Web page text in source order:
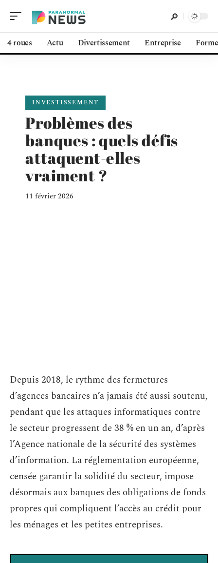
4 roues Actu Divertissement Entreprise Forme
INVESTISSEMENT
Problèmes des
banques : quels défis
attaquent-elles
vraiment ?
11 février 2026
Depuis 2018, le rythme des fermetures
d’agences bancaires n’a jamais été aussi soutenu,
pendant que les attaques informatiques contre
le secteur progressent de 38 % en un an, d’après
l’Agence nationale de la sécurité des systèmes
d’information. La réglementation européenne,
censée garantir la solidité du secteur, impose
désormais aux banques des obligations de fonds
propres qui compliquent l’accès au crédit pour
les ménages et les petites entreprises.